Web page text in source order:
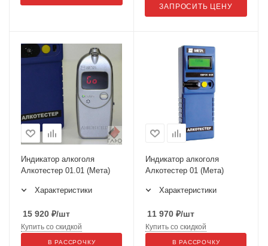
ЗАПРОСИТЬ ЦЕНУ
Индикатор алкоголя
Алкотестер 01.01 (Мета)
Характеристики
15 920 ₽/шт
Купить со скидкой
В РАССРОЧКУ
Индикатор алкоголя
Алкотестер 01 (Мета)
Характеристики
11 970 ₽/шт
Купить со скидкой
В РАССРОЧКУ